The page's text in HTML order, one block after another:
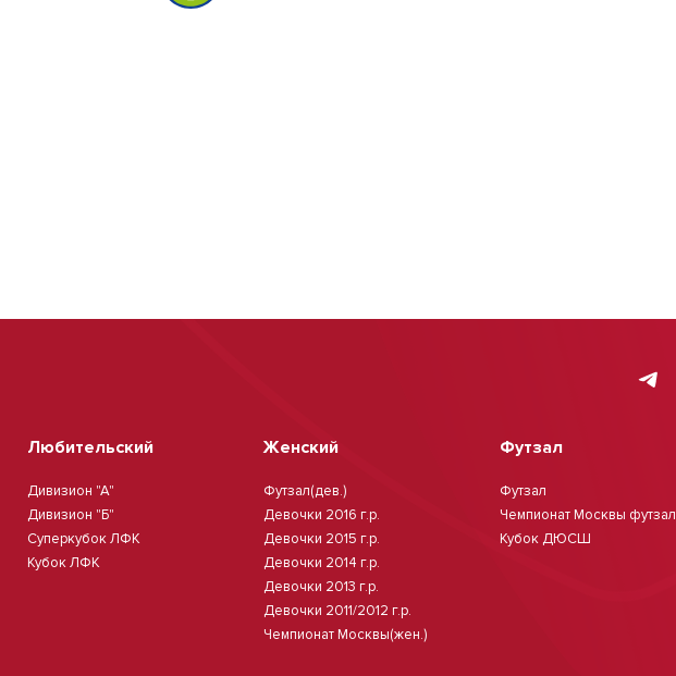
Любительский
Дивизион "А"
Дивизион "Б"
Суперкубок ЛФК
Кубок ЛФК
Женский
Футзал(дев.)
Девочки 2016 г.р.
Девочки 2015 г.р.
Девочки 2014 г.р.
Девочки 2013 г.р.
Девочки 2011/2012 г.р.
Чемпионат Москвы(жен.)
Футзал
Футзал
Чемпионат Москвы футзал
Кубок ДЮСШ